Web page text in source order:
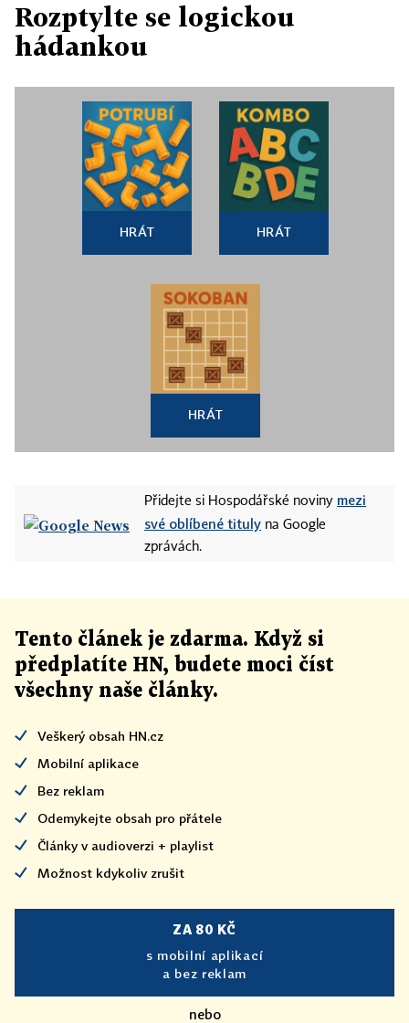
Rozptylte se logickou
hádankou
HRÁT HRÁT
HRÁT
Přidejte si Hospodářské noviny mezi
své oblíbené tituly na Google
zprávách.
Tento článek je zdarma. Když si
předplatíte HN, budete moci číst
všechny naše články.
Veškerý obsah HN.cz
Mobilní aplikace
Bez reklam
Odemykejte obsah pro přátele
Články v audioverzi + playlist
Možnost kdykoliv zrušit
ZA 80 KČ
s mobilní aplikací
a bez reklam
nebo